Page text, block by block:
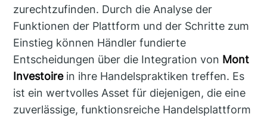
zurechtzufinden. Durch die Analyse der
Funktionen der Plattform und der Schritte zum
Einstieg können Händler fundierte
Entscheidungen über die Integration von Mont
Investoirein ihre Handelspraktiken treffen. Es
ist ein wertvolles Asset für diejenigen, die eine
zuverlässige, funktionsreiche Handelsplattform